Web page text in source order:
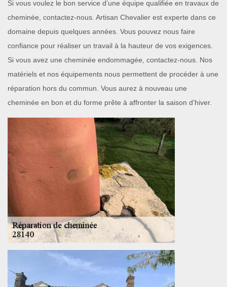
Si vous voulez le bon service d’une équipe qualifiée en travaux de
cheminée, contactez-nous. Artisan Chevalier est experte dans ce
domaine depuis quelques années. Vous pouvez nous faire
confiance pour réaliser un travail à la hauteur de vos exigences.
Si vous avez une cheminée endommagée, contactez-nous. Nos
matériels et nos équipements nous permettent de procéder à une
réparation hors du commun. Vous aurez à nouveau une
cheminée en bon et du forme prête à affronter la saison d’hiver.